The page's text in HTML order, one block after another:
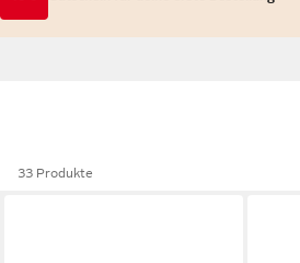
33 Produkte